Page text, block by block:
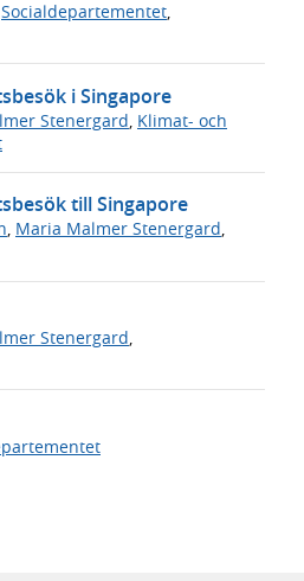
Socialdepartementet,
i Singapore
Stenergard Klimat- och
till Singapore
, Maria Malmer Stenergard,
Stenergard,